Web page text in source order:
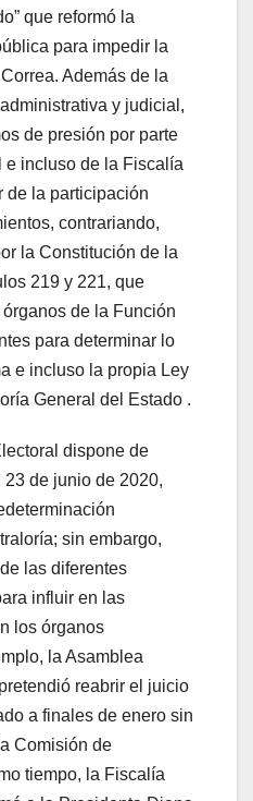
que reformó la
para impedir la
Además de la
y judicial,
de presión por parte
e incluso de la Fiscalía
de la participación
contrariando,
la Constitución de la
219 y 221, que
de la Función
para determinar lo
e incluso la propia Ley
General del Estado .
dispone de
de junio de 2020,
sin embargo,
las diferentes
influir en las
los órganos
la Asamblea
reabrir el juicio
a finales de enero sin
Comisión de
tiempo, la Fiscalía